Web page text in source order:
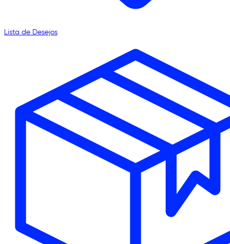
Lista de Desejos